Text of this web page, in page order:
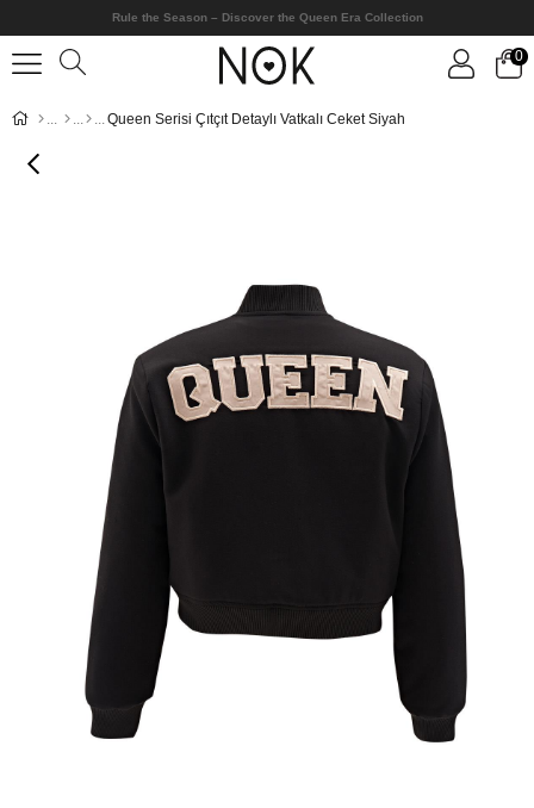
Rule the Season – Discover the Queen Era Collection
0
Queen Serisi Çıtçıt Detaylı Vatkalı Ceket Siyah